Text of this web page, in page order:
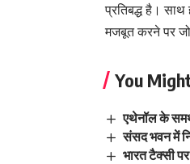
प्रतिबद्ध है। साथ
मजबूत करने पर
You
एथेनॉल के
संसद भवन में
भारत टैक्सी